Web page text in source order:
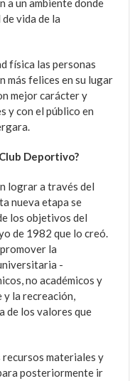
a un ambiente donde
vida de la
física las personas
más felices en su lugar
mejor carácter y
y con el público en
Deportivo?
lograr a través del
nueva etapa se
los objetivos del
de 1982 que lo creó.
la
-
no académicos y
y la recreación,
de los valores que
materiales y
posteriormente ir